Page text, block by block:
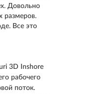
Довольно
размеров.
Все это
3D Inshore
рабочего
поток.